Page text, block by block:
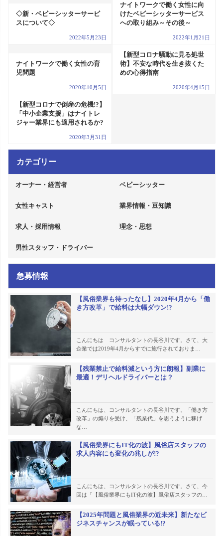
◇新・ベビーシッターサービ
スについて◇
2022年5月23日
ナイトワークで働く女性に向
けたベビーシッターサービス
への取り組み～その後～
2022年1月21日
ナイトワークで働く女性の育
児問題
2020年10月5日
【新型コロナ騒動に見る処世
術】不安な時代を生き抜くた
めの心得指南
2020年4月15日
【新型コロナで倒産の危機!?】
「中小企業支援」はナイトレ
ジャー業界にも適用されるか?
2020年3月31日
カテゴリー
オーナー・経営者 ベビーシッター
女性キャスト 業界情報・豆知識
求人・採用情報 理念・思想
男性スタッフ・ドライバー
急募情報
【風俗業界も待ったなし】2020年4月から「働
き方改革」で給料は大幅ダウン!?
こんにちは コンサルタントの長谷川です。さて、大
企業では2019年4月からすでに施行されておりま…
【残業禁止で給料減という方に朗報】副業に
最適！デリヘルドライバーとは？
こんにちは、コンサルタントの長谷川です。「働き方
改革」の煽りを受け、「残業代」を思うように稼げ
な…
【風俗業界にもIT化の波】風俗店スタッフの
求人内容にも変化の兆しが!?
こんにちは、コンサルタントの長谷川です。さて、今
回は「【風俗業界にもIT化の波】風俗店スタッフの…
【2025年問題と風俗業界の近未来】新たなビ
ジネスチャンスが眠っている!?